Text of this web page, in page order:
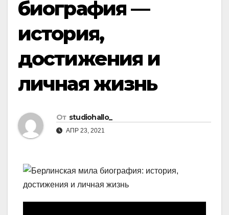
биография —
история,
достижения и
личная жизнь
От studiohallo_
АПР 23, 2021